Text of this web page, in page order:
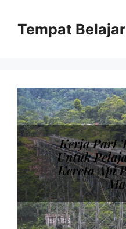
contentTempat Belajar